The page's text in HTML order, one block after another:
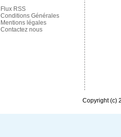
Flux RSS
Conditions Générales
Mentions légales
Contactez nous
Copyright (c)